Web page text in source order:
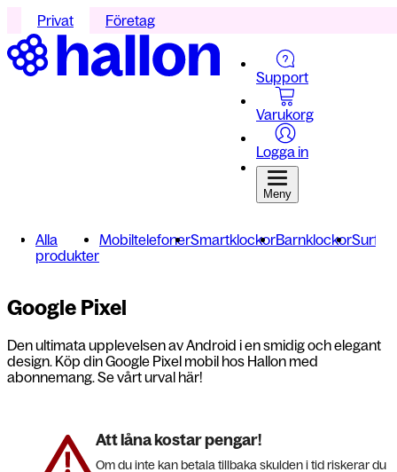
Privat Företag
Support
Varukorg
Logga in
Meny
Alla
produkter
MobiltelefonerSmartklockorBarnklockor
Google Pixel
Den ultimata upplevelsen av Android i en smidig och elegant
design. Köp din Google Pixel mobil hos Hallon med
abonnemang. Se vårt urval här!
Att låna kostar pengar!
Om du inte kan betala tillbaka skulden i tid riskerar du